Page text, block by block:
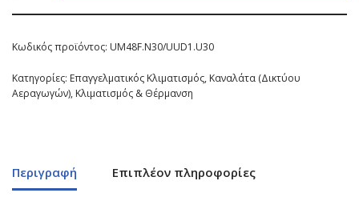
Κωδικός προϊόντος: UM48F.N30/UUD1.U30
Κατηγορίες: Επαγγελματικός Κλιματισμός, Καναλάτα (Δικτύου
Αεραγωγών), Κλιματισμός & Θέρμανση
Περιγραφή Επιπλέον πληροφορίες